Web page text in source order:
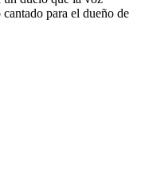
para el dueño de